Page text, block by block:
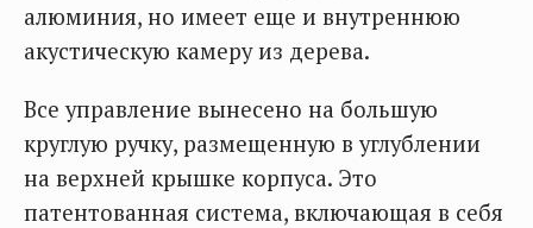
алюминия, но имеет еще и внутреннюю
акустическую камеру из дерева.
Все управление вынесено на большую
круглую ручку, размещенную в углублении
на верхней крышке корпуса. Это
патентованная система, включающая в себя